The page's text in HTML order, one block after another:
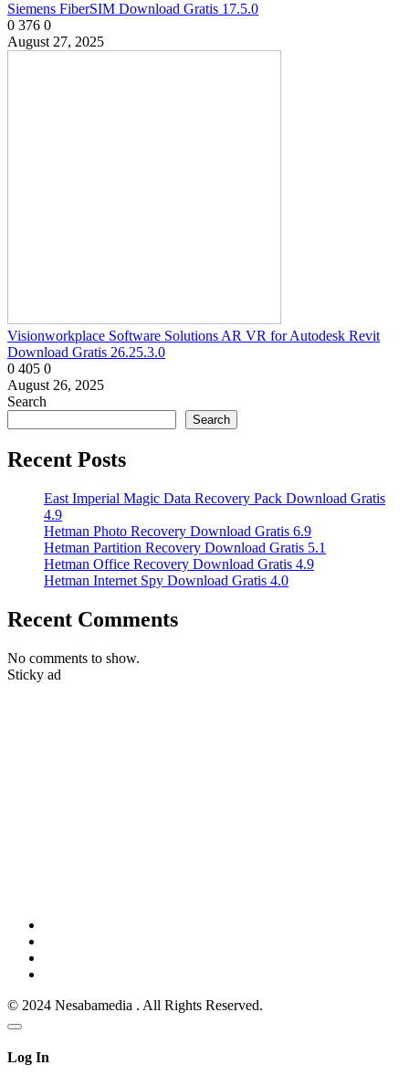
Siemens FiberSIM Download Gratis 17.5.0
0 376 0
August 27, 2025
Visionworkplace Software Solutions AR VR for Autodesk Revit
Download Gratis 26.25.3.0
0 405 0
August 26, 2025
Search
Search
Recent Posts
East Imperial Magic Data Recovery Pack Download Gratis
4.9
Hetman Photo Recovery Download Gratis 6.9
Hetman Partition Recovery Download Gratis 5.1
Hetman Office Recovery Download Gratis 4.9
Hetman Internet Spy Download Gratis 4.0
Recent Comments
No comments to show.
Sticky ad
© 2024 Nesabamedia . All Rights Reserved.
Log In